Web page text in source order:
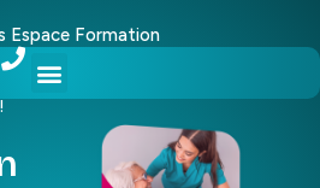
Espace Formation